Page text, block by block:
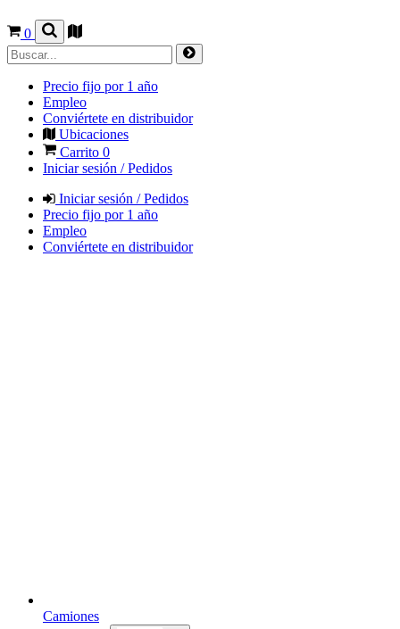
0
Precio fijo por 1 año
Empleo
Conviértete en distribuidor
Ubicaciones
Carrito 0
Iniciar sesión / Pedidos
Iniciar sesión / Pedidos
Precio fijo por 1 año
Empleo
Conviértete en distribuidor
Camiones